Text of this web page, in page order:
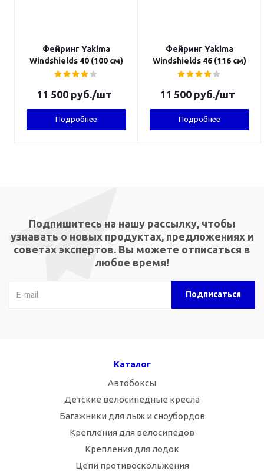
Фейринг Yakima
Windshields 40 (100 см)
11 500 руб./шт
Подробнее
Фейринг Yakima
Windshields 46 (116 см)
11 500 руб./шт
Подробнее
Подпишитесь на нашу рассылку, чтобы
узнавать о новых продуктах, предложениях и
советах экспертов. Вы можете отписаться в
любое время!
Каталог
Автобоксы
Детские велосипедные кресла
Багажники для лыж и сноубордов
Крепления для велосипедов
Крепления для лодок
Цепи противоскольжения